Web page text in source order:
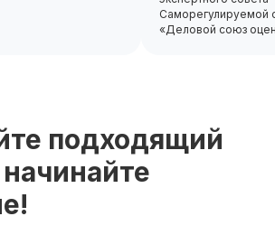
Саморегулируемой
«Деловой союз
подходящий